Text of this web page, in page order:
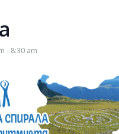
- 8:30 am